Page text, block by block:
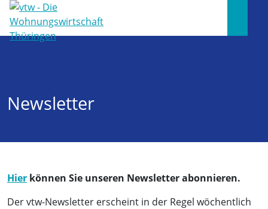
Newsletter
Hier können Sie unseren Newsletter abonnieren.
Der vtw-Newsletter erscheint in der Regel wöchentlich